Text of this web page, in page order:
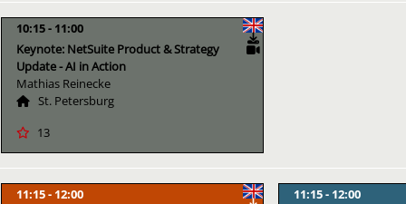
10:15
11:00
Keynote: NetSuite Product & Strategy
Update - AI in Action
Mathias Reinecke
St. Petersburg
13
11:15
12:00
11:15
12:00